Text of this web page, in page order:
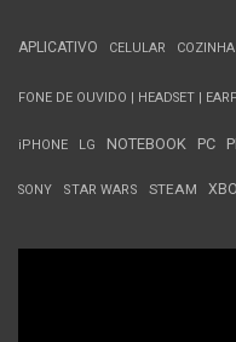
APLICATIVO CELULAR COZINHA
FONE DE OUVIDO | HEADSET |
iPHONE LG NOTEBOOK PC
SONY STAR WARS STEAM